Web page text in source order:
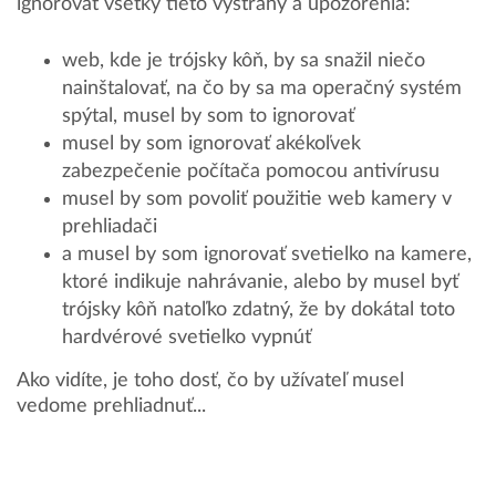
ignorovať všetky tieto výstrahy a upozorenia:
web, kde je trójsky kôň, by sa snažil niečo
nainštalovať, na čo by sa ma operačný systém
spýtal, musel by som to ignorovať
musel by som ignorovať akékoľvek
zabezpečenie počítača pomocou antivírusu
musel by som povoliť použitie web kamery v
prehliadači
a musel by som ignorovať svetielko na kamere,
ktoré indikuje nahrávanie, alebo by musel byť
trójsky kôň natoľko zdatný, že by dokátal toto
hardvérové svetielko vypnúť
Ako vidíte, je toho dosť, čo by užívateľ musel
vedome prehliadnuť...